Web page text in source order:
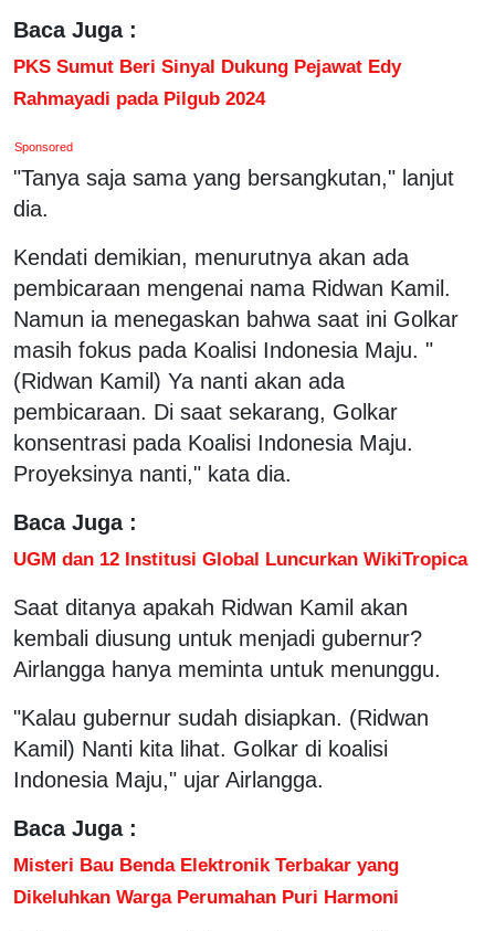
Baca Juga :
PKS Sumut Beri Sinyal Dukung Pejawat Edy
Rahmayadi pada Pilgub 2024
Sponsored
"Tanya saja sama yang bersangkutan," lanjut
dia.
Kendati demikian, menurutnya akan ada
pembicaraan mengenai nama Ridwan Kamil.
Namun ia menegaskan bahwa saat ini Golkar
masih fokus pada Koalisi Indonesia Maju. "
(Ridwan Kamil) Ya nanti akan ada
pembicaraan. Di saat sekarang, Golkar
konsentrasi pada Koalisi Indonesia Maju.
Proyeksinya nanti," kata dia.
Baca Juga :
UGM dan 12 Institusi Global Luncurkan WikiTropica
Saat ditanya apakah Ridwan Kamil akan
kembali diusung untuk menjadi gubernur?
Airlangga hanya meminta untuk menunggu.
"Kalau gubernur sudah disiapkan. (Ridwan
Kamil) Nanti kita lihat. Golkar di koalisi
Indonesia Maju," ujar Airlangga.
Baca Juga :
Misteri Bau Benda Elektronik Terbakar yang
Dikeluhkan Warga Perumahan Puri Harmoni